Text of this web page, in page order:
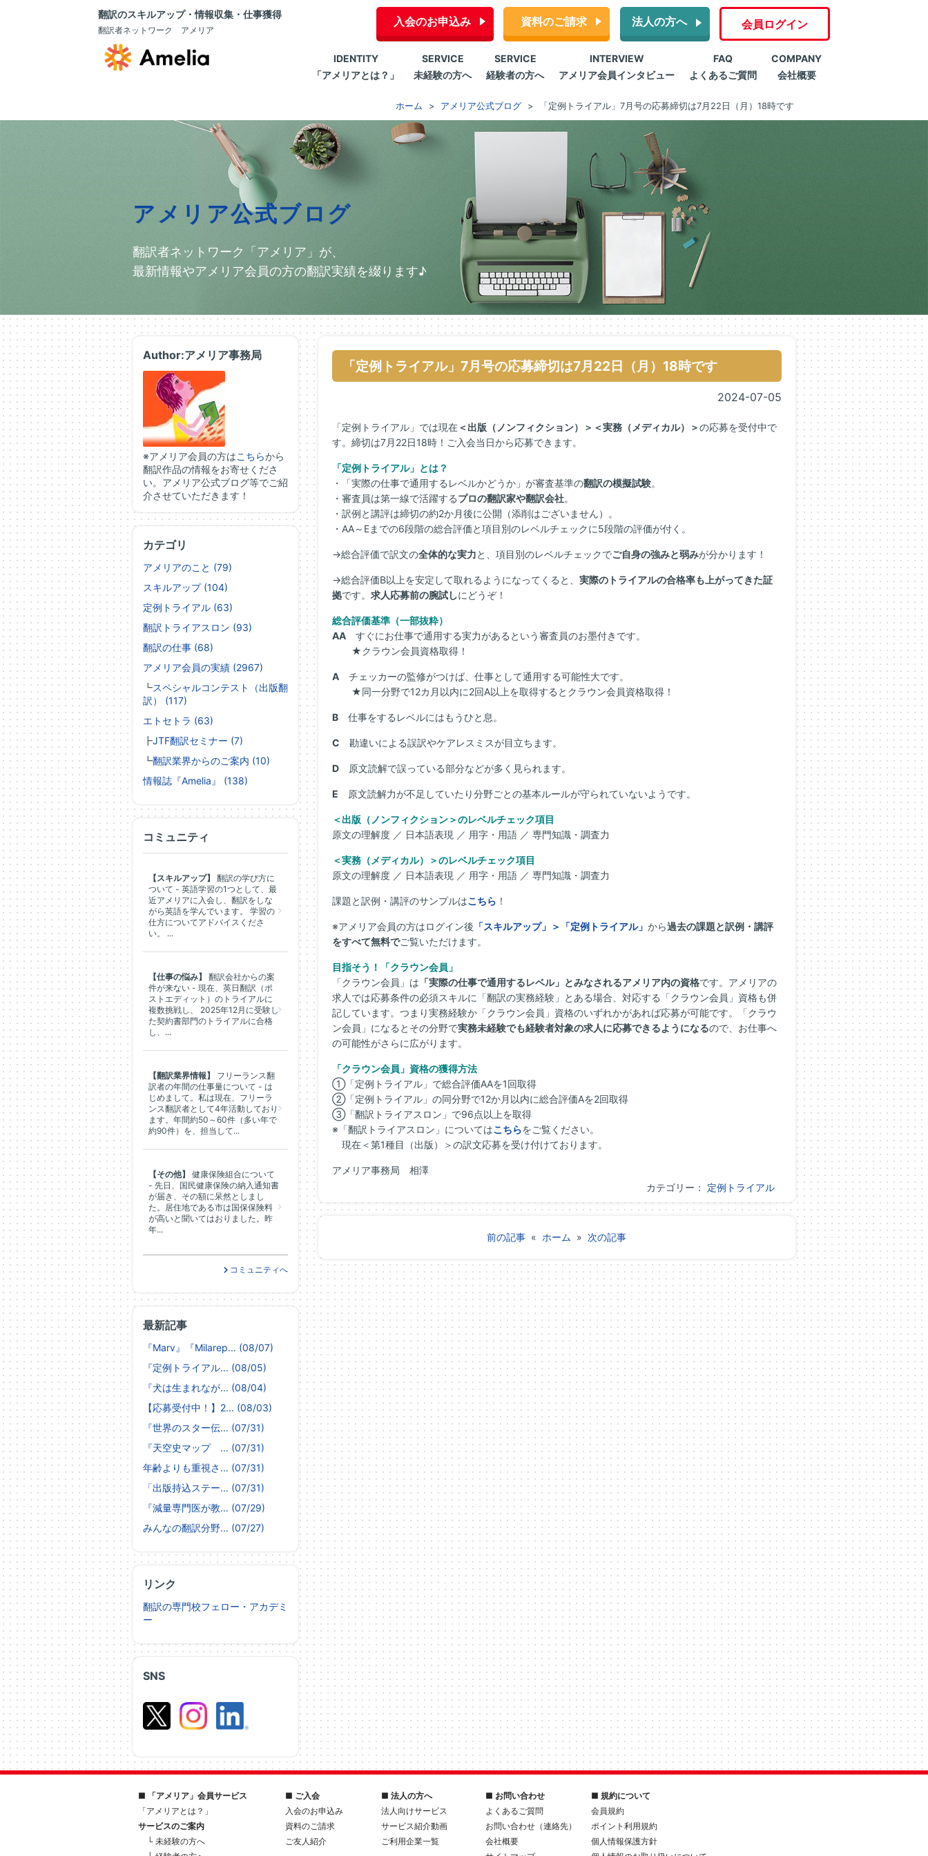
翻訳のスキルアップ・情報収集・仕事獲得
翻訳者ネットワーク アメリア
入会のお申込み 資料のご請求 法人の方へ 会員ログイン
IDENTITY
「アメリアとは？」
SERVICE
未経験の方へ
SERVICE
経験者の方へ
INTERVIEW
アメリア会員インタビュー
FAQ
よくあるご質問
COMPANY
会社概要
ホーム アメリア公式ブログ 「定例トライアル」7月号の応募締切は7月22日（月）18時です
アメリア公式ブログ
翻訳者ネットワーク「アメリア」が、
最新情報やアメリア会員の方の翻訳実績を綴ります♪
「定例トライアル」7月号の応募締切は7月22日（月）18時です
2024-07-05
「定例トライアル」では現在＜出版（ノンフィクション）＞＜実務（メディカル）＞の応募を受付中で
す。締切は7月22日18時！ご入会当日から応募できます。
「定例トライアル」とは？
・「実際の仕事で通用するレベルかどうか」が審査基準の翻訳の模擬試験。
・審査員は第一線で活躍するプロの翻訳家や翻訳会社。
・訳例と講評は締切の約2か月後に公開（添削はございません）。
・AA～Eまでの6段階の総合評価と項目別のレベルチェックに5段階の評価が付く。
→総合評価で訳文の全体的な実力と、項目別のレベルチェックでご自身の強みと弱みが分かります！
→総合評価B以上を安定して取れるようになってくると、 実際のトライアルの合格率も上がってきた証
拠です。 求人応募前の腕試しにどうぞ！
総合評価基準（一部抜粋）
AAすぐにお仕事で通用する実力があるという審査員のお墨付きです。
★クラウン会員資格取得！
Aチェッカーの監修がつけば、仕事として通用する可能性大です。
★同一分野で12カ月以内に2回A以上を取得するとクラウン会員資格取得！
B仕事をするレベルにはもうひと息。
C 勘違いによる誤訳やケアレスミスが目立ちます。
D原文読解で誤っている部分などが多く見られます。
E 原文読解力が不足していたり分野ごとの基本ルールが守られていないようです。
＜出版（ノンフィクション＞のレベルチェック項目
原文の理解度 ／ 日本語表現 ／ 用字・用語 ／ 専門知識・調査力
＜実務（メディカル）＞のレベルチェック項目
原文の理解度 ／ 日本語表現 ／ 用字・用語 ／ 専門知識・調査力
課題と訳例・講評のサンプルはこちら ！
※アメリア会員の方はログイン後 「スキルアップ」＞「定例トライアル」 から過去の課題と訳例・講評
をすべて無料でご覧いただけます。
目指そう！「クラウン会員」
「クラウン会員」は 「実際の仕事で通用するレベル」とみなされるアメリア内の資格です。アメリアの
求人では応募条件の必須スキルに「翻訳の実務経験」とある場合、対応する「クラウン会員」資格も併
記しています。つまり実務経験か「クラウン会員」資格のいずれかがあれば応募が可能です。「クラウ
ン会員」になるとその分野で実務未経験でも経験者対象の求人に応募できるようになるので、お仕事へ
の可能性がさらに広がります。
「クラウン会員」資格の獲得方法
①「定例トライアル」で総合評価AAを1回取得
②「定例トライアル」の同分野で12か月以内に総合評価Aを2回取得
③「翻訳トライアスロン」で96点以上を取得
※「翻訳トライアスロン」についてはこちらをご覧ください。
現在＜第1種目（出版）＞の訳文応募を受け付けております。
アメリア事務局 相澤
カテゴリー： 定例トライアル
前の記事 « ホーム » 次の記事
Author:アメリア事務局
※アメリア会員の方はこちらから
翻訳作品の情報をお寄せくださ
い。アメリア公式ブログ等でご紹
介させていただきます！
SNS
カテゴリ
アメリアのこと (79)
スキルアップ (104)
定例トライアル (63)
翻訳トライアスロン (93)
翻訳の仕事 (68)
アメリア会員の実績 (2967)
┗スペシャルコンテスト（出版翻
訳） (117)
エトセトラ (63)
┣JTF翻訳セミナー (7)
┗翻訳業界からのご案内 (10)
情報誌『Amelia』 (138)
最新記事
『Marv』『Milarep... (08/07)
『定例トライアル... (08/05)
『犬は生まれなが... (08/04)
【応募受付中！】2... (08/03)
『世界のスター伝... (07/31)
『天空史マップ ... (07/31)
年齢よりも重視さ... (07/31)
「出版持込ステー... (07/31)
『減量専門医が教... (07/29)
みんなの翻訳分野... (07/27)
リンク
翻訳の専門校フェロー・アカデミ
ー
コミュニティ
【スキルアップ】
翻訳の学び方に
ついて - 英語学習の1つとして、最
近アメリアに入会し、翻訳をしな
がら英語を学んでいます。 学習の
仕方についてアドバイスくださ
い。 ...
【仕事の悩み】
翻訳会社からの案
件が来ない - 現在、英日翻訳（ポ
ストエディット）のトライアルに
複数挑戦し、 2025年12月に受験し
た契約書部門のトライアルに合格
し、...
【翻訳業界情報】
フリーランス翻
訳者の年間の仕事量について - は
じめまして。私は現在、フリーラ
ンス翻訳者として4年活動しており
ます。年間約50～60件（多い年で
約90件）を、担当して...
【その他】
健康保険組合について
- 先日、国民健康保険の納入通知書
が届き、その額に呆然としまし
た。居住地である市は国保保険料
が高いと聞いてはおりました。昨
年...
コミュニティへ
■ 「アメリア」会員サービス
「アメリアとは？」
サービスのご案内
└ 未経験の方へ
■ ご入会
入会のお申込み
資料のご請求
ご友人紹介
■ 法人の方へ
法人向けサービス
サービス紹介動画
ご利用企業一覧
■ お問い合わせ
よくあるご質問
お問い合わせ（連絡先）
会社概要
■ 規約について
会員規約
ポイント利用規約
個人情報保護方針